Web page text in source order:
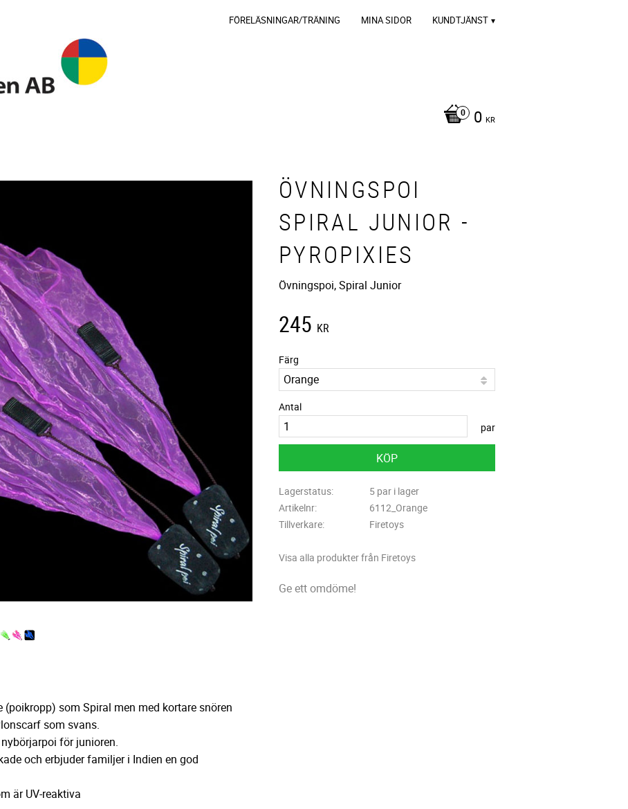
FÖRELÄSNINGAR/TRÄNING MINA SIDOR KUNDTJÄNST
0 KR
ÖVNINGSPOI
SPIRAL JUNIOR -
PYROPIXIES
Övningspoi, Spiral Junior
245 KR
Färg
Antal
par
KÖP
Lagerstatus
5 par i lager
Artikelnr
6112_Orange
Tillverkare
Firetoys
Visa alla produkter från Firetoys
Ge ett omdöme!
som Spiral men med kortare snören
som svans.
för junioren.
och erbjuder familjer i Indien en god
är UV-reaktiva